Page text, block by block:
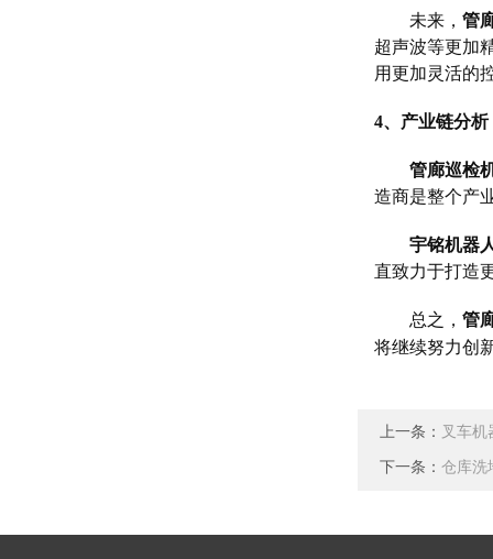
未来， 管
超声波等更加
用更加灵活的
4、 产业链分析
管廊巡检
造商是整个产
宇铭机器
直致力于打造
总之， 管
将继续努力创
上一条： 叉车
下一条： 仓库洗